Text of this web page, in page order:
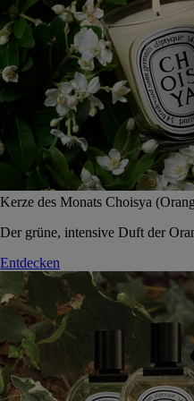
Kerze des Monats Choisya
Der grüne, intensive Duft der
Entdecken